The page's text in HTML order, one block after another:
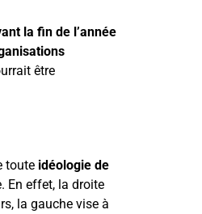
la fin de l’année
être
toute idéologie de
En effet, la droite
la gauche vise à